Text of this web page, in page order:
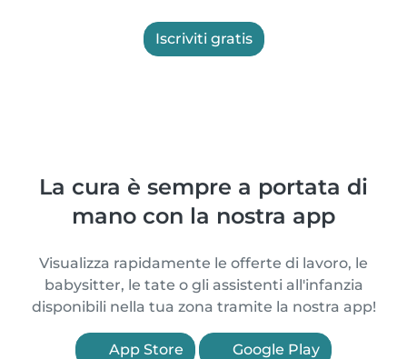
Iscriviti gratis
La cura è sempre a portata di
mano con la nostra app
Visualizza rapidamente le offerte di lavoro, le
babysitter, le tate o gli assistenti all'infanzia
disponibili nella tua zona tramite la nostra app!
App Store Google Play